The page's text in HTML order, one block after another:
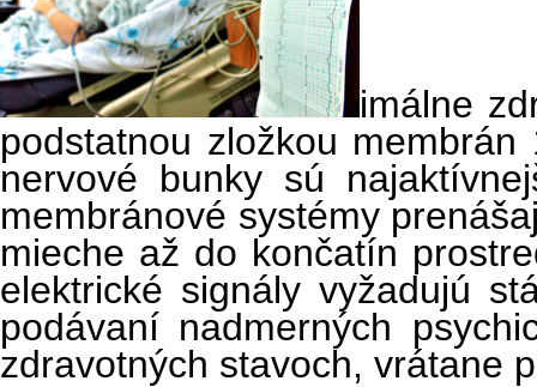
imálne
podstatnou zložkou
nervové bunky sú
membránové systémy
mieche až do končatín
elektrické signály vyžadujú
podávaní nadmerných
zdravotných stavoch, vrátane